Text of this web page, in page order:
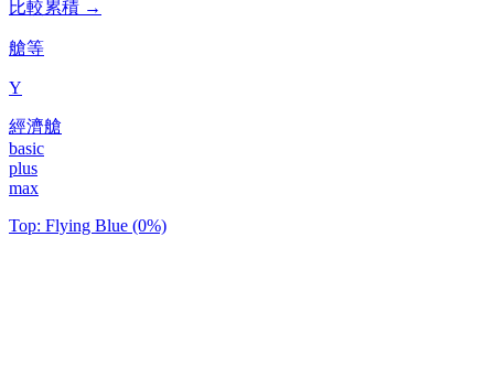
比較累積 →
艙等
Y
經濟艙
basic
plus
max
Top: Flying Blue (0%)